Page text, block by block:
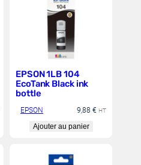
EPSON 1LB 104
EcoTank Black ink
bottle
EPSON 9,88 € HT
Ajouter au panier